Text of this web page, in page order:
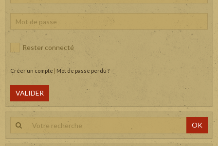
Rester connecté
Créer un compte Mot de passe perdu ?
VALIDER
OK